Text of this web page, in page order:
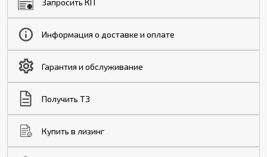
Информация о доставке и оплате
Гарантия и обслуживание
Получить ТЗ
Купить в лизинг